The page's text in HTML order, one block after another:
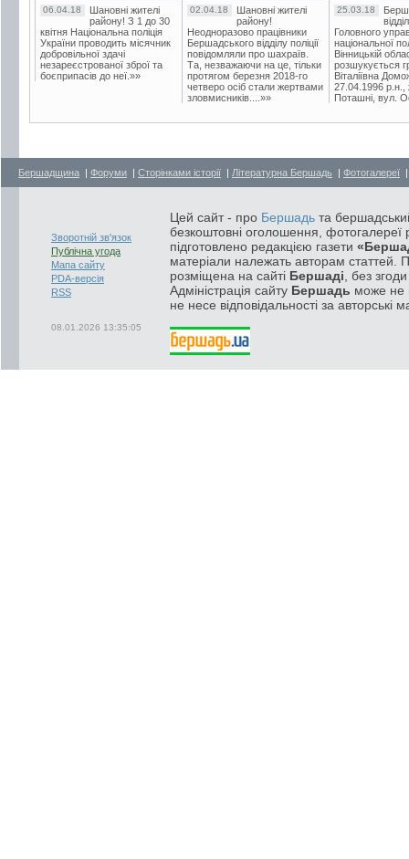
06.04.18
Шановні жителі
району! З 1 до 30
квітня Національна поліція
України проводить місячник
добровільної здачі
незареєстрованої зброї та
боєприпасів до неї.»»
02.04.18
Шановні жителі
району!
Неодноразово працівники
Бершадського відділу поліції
повідомляли про шахраїв.
Та, незважаючи на це, тільки
протягом березня 2018-го
четверо осіб стали жертвами
зловмисників....»»
25.03.18
Головного
національної
Вінницькій
розшукується
Віталіївна
27.04.1996 р.н.,
Поташні, вул.
Бершадщина | Форуми | Сторінками історії | Літературна Бершадь | Фотогалереї
Зворотній зв'язок
Публічна угода
Мапа сайту
PDA-версія
RSS
08.01.2026 13:35:05
Цей сайт - про Бершадь та
безкоштовні оголошення, фотогалереї
підготовлено редакцією газети
матеріали належать авторам статтей.
розміщена на сайті Бершаді , без
Адміністрація сайту Бершадь може не
не несе відповідальності за авторські